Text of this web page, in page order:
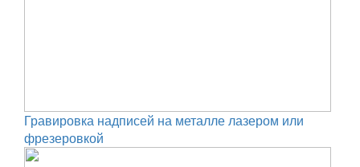
Гравировка надписей на металле лазером или
фрезеровкой